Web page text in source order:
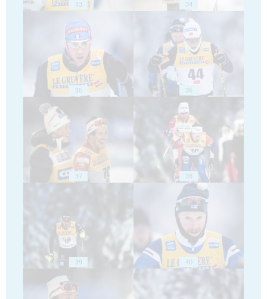
33 34
35 36
37 38
39 40